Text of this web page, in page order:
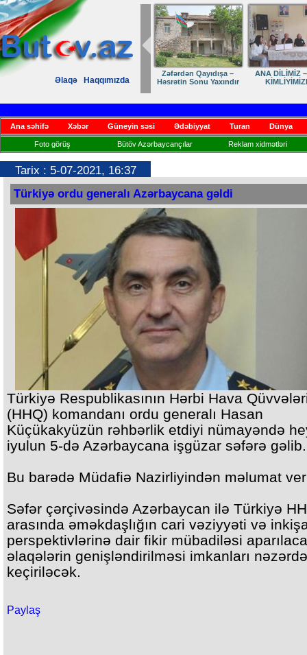
Əlaqə Haqqımızda
KİMLİYİMİZDİR
Ruhumuzun manifesti
Dostumuza sürpriz
yubiley təbriki
Ana səhifə Xəbər Güneyin səsi Ədəbiyyat Turan Dünya
Foto görüş Bütöv Azərbaycançılar Reklam xidmətləri
Tarix : 5-07-2021, 16:37
Türkiyə ordu generalı Azərbaycana gəldi
Türkiyə Respublikasının Hərbi Hava
(HHQ) komandanı ordu generalı Hasan
Küçükakyüzün rəhbərlik etdiyi nümayəndə
iyulun 5-də Azərbaycana işgüzar səfərə gəlib.
Bu barədə Müdafiə Nazirliyindən məlumat
Səfər çərçivəsində Azərbaycan ilə Türkiyə
arasında əməkdaşlığın cari vəziyyəti və
perspektivlərinə dair fikir mübadiləsi
əlaqələrin genişləndirilməsi imkanları
keçiriləcək.
Paylaş